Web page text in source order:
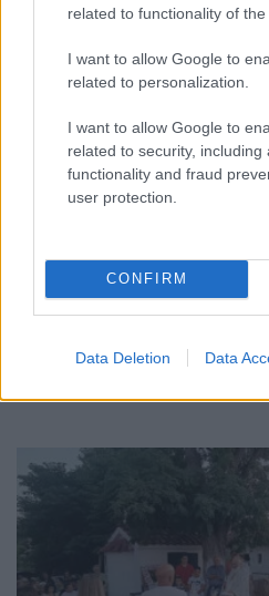
related to functionality of the
I want to allow Google to
related to personalization.
I want to allow Google to
related to security, including
functionality and fraud
user protection.
CONFIRM
Data Deletion Data
ΠΟΛΙΤΙΚΑ - ΜΙΚΡΑΣΙΑΤΙΚΑ
Το Σταυροδρόμι στην